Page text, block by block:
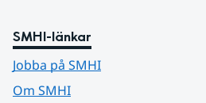
SMHI-länkar
Jobba på SMHI
Om SMHI